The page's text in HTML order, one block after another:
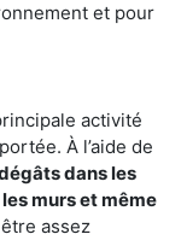
et pour
activité
À l’aide de
dans les
murs et même
assez